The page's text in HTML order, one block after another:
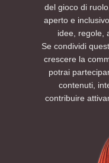
del gioco di
aperto e
idee, regole,
Se condividi
crescere la
potrai
contenuti,
contribuire